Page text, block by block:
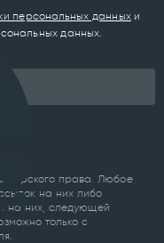
персональных данныхи
данных.
права. Любое
на них либо
на них, следующей
только с